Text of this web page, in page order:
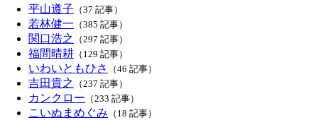
平山遵子 （37 記事）
若林健一 （385 記事）
関口浩之 （297 記事）
福間晴耕 （129 記事）
いわいともひさ （46 記事）
吉田貴之 （237 記事）
カンクロー （233 記事）
こいぬまめぐみ （18 記事）